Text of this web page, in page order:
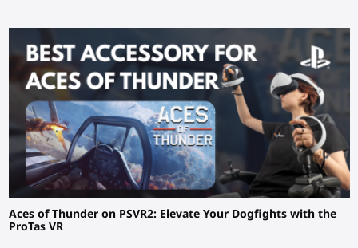
Aces of Thunder on PSVR2: Elevate Your Dogfights with the
ProTas VR